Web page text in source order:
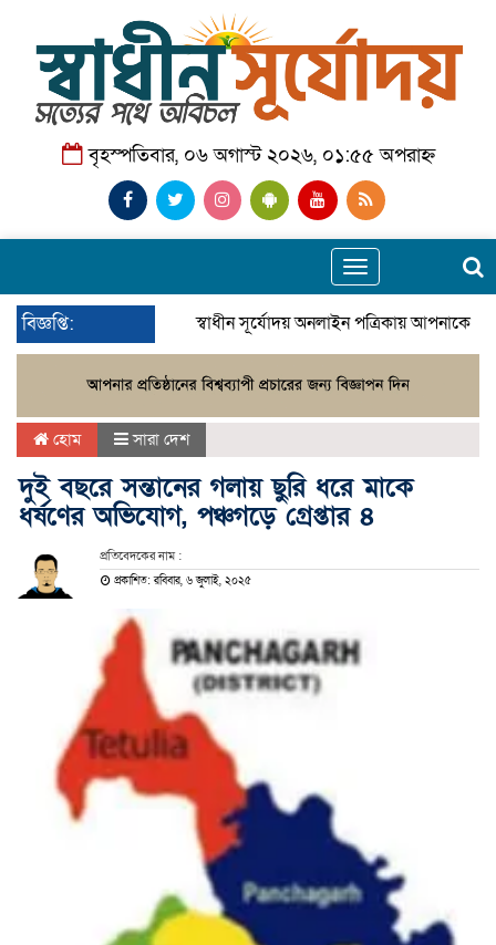
বৃহস্পতিবার, ০৬ অগাস্ট ২০২৬, ০১:৫৫ অপরাহ্ন
Toggle
navigation
বিজ্ঞপ্তি: স্বাধীন সূর্যোদয় অনলাইন পত্রিকায় আপনাকে
হোম সারা দেশ
দুই বছরে সন্তানের গলায় ছুরি ধরে মাকে
ধর্ষণের অভিযোগ, পঞ্চগড়ে গ্রেপ্তার ৪
প্রতিবেদকের নাম :
প্রকাশিত: রবিবার, ৬ জুলাই, ২০২৫